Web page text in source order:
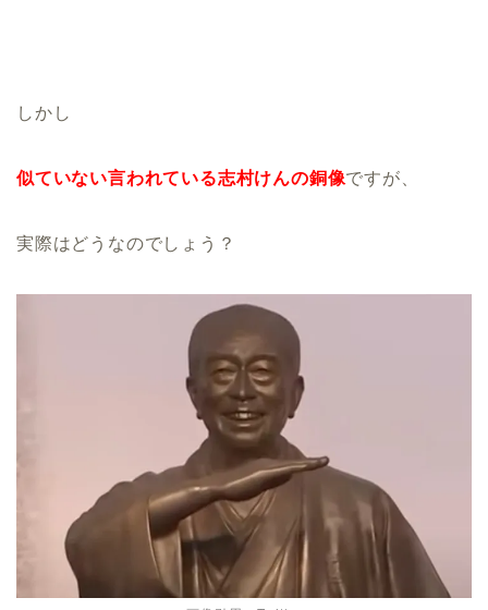
しかし
似ていない言われている志村けんの銅像ですが、
実際はどうなのでしょう？